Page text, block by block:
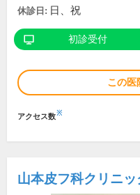
休診日: 日、祝
初診受付
この医
アクセス数※
山本皮フ科クリニッ